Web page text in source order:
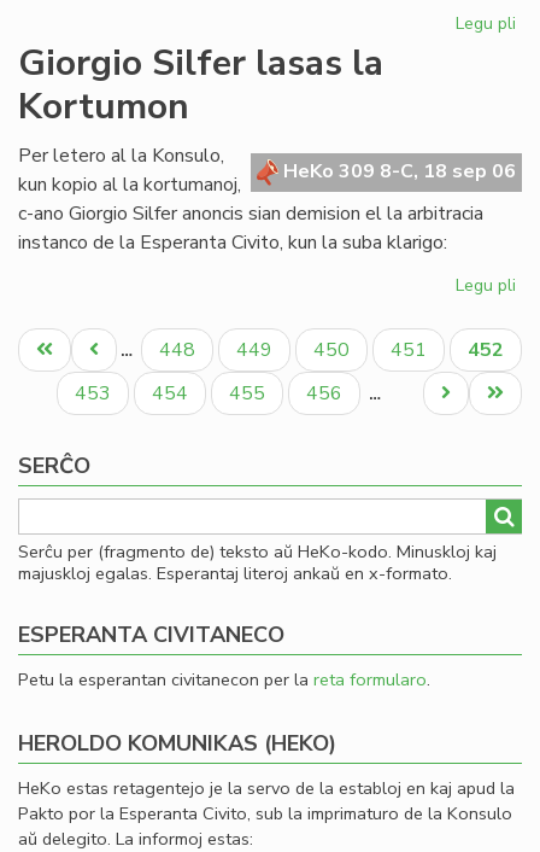
Legu pli
Giorgio Silfer lasas la
Kortumon
HeKo 309 8-C, 18 sep 06
Per letero al la Konsulo,
kun kopio al la kortumanoj,
c-ano Giorgio Silfer anoncis sian demision el la arbitracia
instanco de la Esperanta Civito, kun la suba klarigo:
Legu pli
la
Pagination
Unua
paĝo
Antaŭa
paĝo
… Paĝo
448 Paĝo
449 Paĝo
450 Paĝo
451
Aktuala
paĝo
452
Paĝo
453 Paĝo
454 Paĝo
455 Paĝo
456 …
Last
page
Next
page
SERĈO
Serĉu per (fragmento de) teksto aŭ HeKo-kodo. Minuskloj kaj
majuskloj egalas. Esperantaj literoj ankaŭ en x-formato.
ESPERANTA CIVITANECO
Petu la esperantan civitanecon per la reta formularo.
HEROLDO KOMUNIKAS (HEKO)
HeKo estas retagentejo je la servo de la establoj en kaj apud la
Pakto por la Esperanta Civito, sub la imprimaturo de la Konsulo
aŭ delegito. La informoj estas: